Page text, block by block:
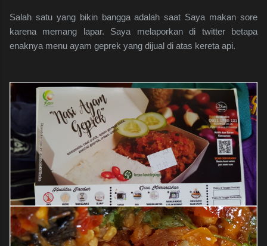
Salah satu yang bikin bangga adalah saat Saya makan sore
karena memang lapar. Saya melaporkan di twitter betapa
enaknya menu ayam geprek yang dijual di atas kereta api.